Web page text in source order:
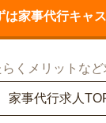
は家事代行キャ
くメリットな
家事代行求人